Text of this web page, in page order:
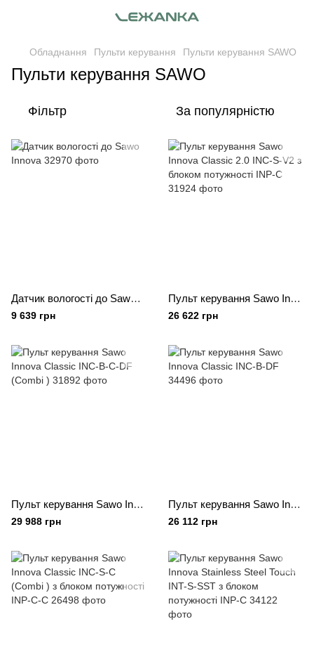
Обладнання Пульти керування Пульти керування SAWO
Пульти керування SAWO
Фільтр За популярністю
Датчик вологості до Sawo Innova
9 639 грн
Пульт керування Sawo Innova Classic 2.0 INC-S-V2 з блоком потужності INP-C
26 622 грн
Пульт керування Sawo Innova Classic INC-B-C-DF (Combi )
29 988 грн
Пульт керування Sawo Innova Classic INC-B-DF
26 112 грн